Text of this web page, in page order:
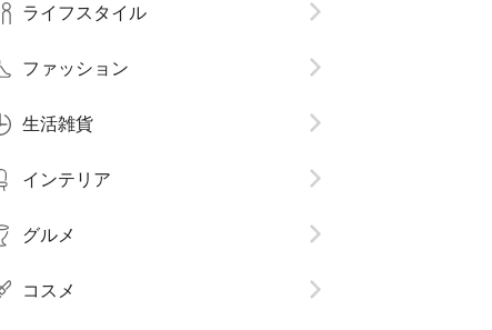
ライフスタイル
ファッション
生活雑貨
インテリア
グルメ
コスメ​